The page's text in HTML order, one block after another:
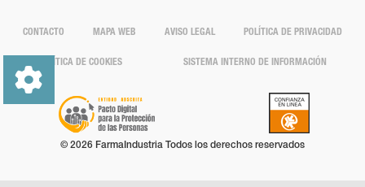
CONTACTO MAPA WEB AVISO LEGAL POLÍTICA DE PRIVACIDAD
POLÍTICA DE COOKIES SISTEMA INTERNO DE INFORMACIÓN
© 2026 FarmaIndustria Todos los derechos reservados